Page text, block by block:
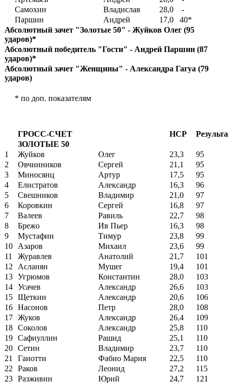
Самохин
Владислав 28,0
-
Паршин
Андрей 17,0
40*
Абсолютный зачет "Золотые 50" - Жуйков Олег (95
ударов)*
Абсолютный победитель "Гости" - Андрей Паршин (87
ударов)*
Абсолютный зачет "Женщины" - Александра Гагуа (79
ударов)
* по доп. показателям
ГРОСС-СЧЕТ HCP
ЗОЛОТЫЕ 50
1
Жуйков Олег 23,3
95
2
Овчинников Сергей 21,1
95
3
Миносянц Артур 17,5
95
4
Елистратов Александр 16,3
96
5
Свешников Владимир 21,0
97
6
Коровкин Сергей 16,8
97
7
Валеев Равиль 22,7
98
8
Брежо Ив Пьер 16,3
98
9
Мустафин Тимур 23,8
99
10
Азаров Михаил 23,6
99
11
Журавлев Анатолий 21,7
101
12
Асланян Мушег 19,4
101
13 Угрюмов Константин 28,0
103
14 Усачев Александр 26,6
103
15 Щеткин Александр 20,6
106
16 Насонов Петр 28,0
108
17 Жуков Александр 26,4
109
18 Соколов Александр 25,8
110
19 Сафиуллин Рашид 25,1
110
20 Сетин Владимир 23,7
110
21
Гаиотти Фабио Мария 22,5
110
22
Раков Леонид 27,2
115
23 Разживин Юрий 24,7
121